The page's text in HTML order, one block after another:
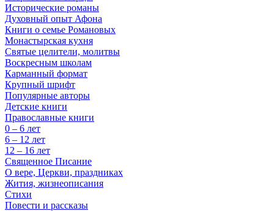
Исторические романы
Духовный опыт Афона
Книги о семье Романовых
Монастырская кухня
Святые целители, молитвы
Воскресным школам
Карманный формат
Крупный шрифт
Популярные авторы
Детские книги
Православные книги
0 – 6 лет
6 – 12 лет
12 – 16 лет
Священное Писание
О вере, Церкви, праздниках
Жития, жизнеописания
Стихи
Повести и рассказы